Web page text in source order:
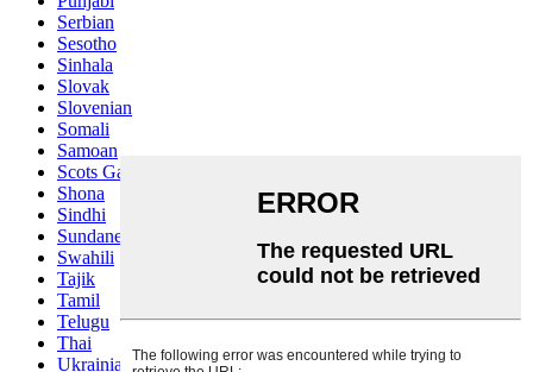
Serbian
Sesotho
Sinhala
Slovak
Slovenian
Somali
Samoan
Scots Gaelic
Shona
Sindhi
Sundanese
Swahili
Tajik
Tamil
Telugu
Thai
Ukrainian